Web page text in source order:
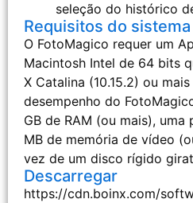
seleção do histórico
Requisitos do sistema
O FotoMagico requer um
Macintosh Intel de 64 bits
X Catalina (10.15.2) ou
desempenho do
GB de RAM (ou mais),
MB de memória de vídeo
vez de um disco rígido
Descarregar
https://cdn.boinx.com/